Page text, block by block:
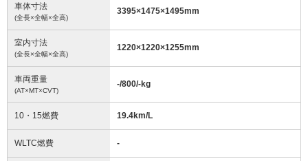
車体寸法
(全長×全幅×全高)
3395×1475×1495mm
室内寸法
(全長×全幅×全高)
1220×1220×1255mm
車両重量
(AT×MT×CVT)
-/800/-kg
10・15燃費 19.4km/L
WLTC燃費 -